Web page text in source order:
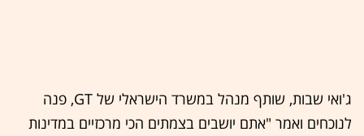
ג'ואי שבות, שותף מנהל במשרד הישראלי של GT, פנה
לנוכחים ואמר "אתם יושבים בצמתים הכי מרכזיים במדינות